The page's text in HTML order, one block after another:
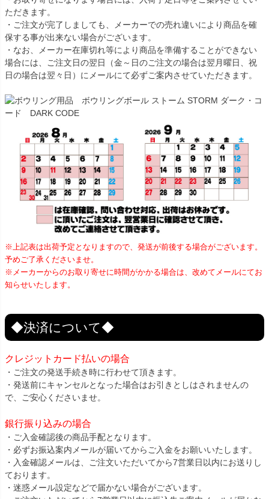
ただきます。
・ご注文が完了しましても、メーカーでの売れ違いにより商品を確
保する事が出来ない場合がございます。
・なお、メーカー在庫切れ等により商品を準備することができない
場合には、ご注文日の翌日（金～日のご注文の場合は翌月曜日、祝
日の場合は翌々日）にメールにて必ずご案内させていただきます。
※上記表は出荷予定となりますので、発送が前後する場合がございます。
予めご了承くださいませ。
※メーカーからのお取り寄せに時間がかかる場合は、改めてメールにてお
知らせいたします。
◆決済について◆
クレジットカード払いの場合
・ご注文の発送手続き時に行わせて頂きます。
・発送前にキャンセルとなった場合はお引きとしはされませんの
で、ご安心くださいませ。
銀行振り込みの場合
・ご入金確認後の商品手配となります。
・必ずお振込案内メールが届いてからご入金をお願いいたします。
・入金確認メールは、ご注文いただいてから7営業日以内にお送りし
ております。
・迷惑メール設定などで届かない場合がございます。